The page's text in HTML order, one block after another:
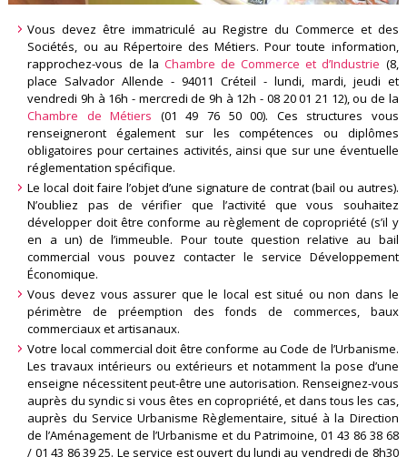
Vous devez être immatriculé au Registre du Commerce et des
Sociétés, ou au Répertoire des Métiers. Pour toute information,
rapprochez-vous de la Chambre de Commerce et d’Industrie (8,
place Salvador Allende - 94011 Créteil - lundi, mardi, jeudi et
vendredi 9h à 16h - mercredi de 9h à 12h - 08 20 01 21 12), ou de la
Chambre de Métiers (01 49 76 50 00). Ces structures vous
renseigneront également sur les compétences ou diplômes
obligatoires pour certaines activités, ainsi que sur une éventuelle
réglementation spécifique.
Le local doit faire l’objet d’une signature de contrat (bail ou autres).
N’oubliez pas de vérifier que l’activité que vous souhaitez
développer doit être conforme au règlement de copropriété (s’il y
en a un) de l’immeuble. Pour toute question relative au bail
commercial vous pouvez contacter le service Développement
Économique.
Vous devez vous assurer que le local est situé ou non dans le
périmètre de préemption des fonds de commerces, baux
commerciaux et artisanaux.
Votre local commercial doit être conforme au Code de l’Urbanisme.
Les travaux intérieurs ou extérieurs et notamment la pose d’une
enseigne nécessitent peut-être une autorisation. Renseignez-vous
auprès du syndic si vous êtes en copropriété, et dans tous les cas,
auprès du Service Urbanisme Règlementaire, situé à la Direction
de l’Aménagement de l’Urbanisme et du Patrimoine, 01 43 86 38 68
/ 01 43 86 39 25. Le service est ouvert du lundi au vendredi de 8h30